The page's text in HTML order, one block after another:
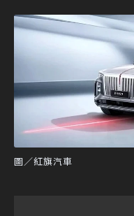
圖／紅旗汽車